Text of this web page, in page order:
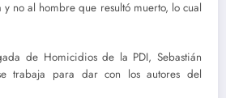
no al hombre que resultó muerto, lo cual
de Homicidios de la PDI, Sebastián
trabaja para dar con los autores del